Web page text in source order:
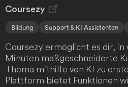
Coursezy
Bildung Support & KI Assistenten
Coursezy ermöglicht es dir, in
Minuten maßgeschneiderte
Thema mithilfe von KI zu
Plattform bietet Funktionen